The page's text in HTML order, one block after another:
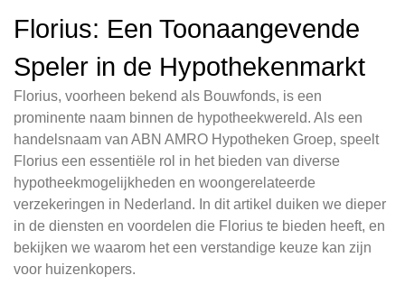
Florius: Een Toonaangevende
Speler in de Hypothekenmarkt
Florius, voorheen bekend als Bouwfonds, is een
prominente naam binnen de hypotheekwereld. Als een
handelsnaam van ABN AMRO Hypotheken Groep, speelt
Florius een essentiële rol in het bieden van diverse
hypotheekmogelijkheden en woongerelateerde
verzekeringen in Nederland. In dit artikel duiken we dieper
in de diensten en voordelen die Florius te bieden heeft, en
bekijken we waarom het een verstandige keuze kan zijn
voor huizenkopers.